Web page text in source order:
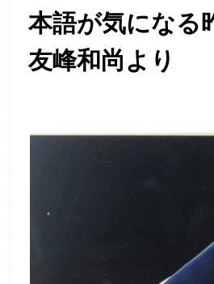
本語が気になる
友峰和尚より